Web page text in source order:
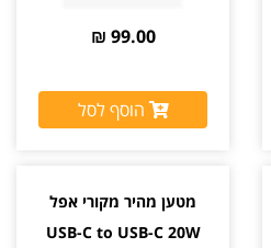
99.00 ₪
הוסף לסל
מטען מהיר מקורי אפל
USB-C to USB-C 20W